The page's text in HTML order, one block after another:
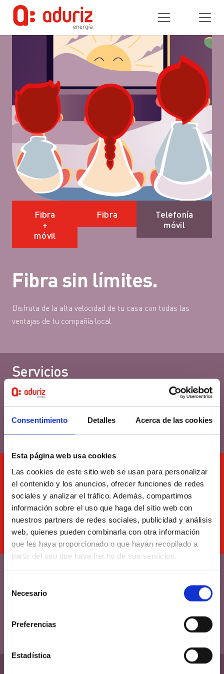
Consentimiento Detalles Acerca de las cookies
Esta página web usa cookies
Las cookies de este sitio web se usan para personalizar
el contenido y los anuncios, ofrecer funciones de redes
sociales y analizar el tráfico. Además, compartimos
información sobre el uso que haga del sitio web con
nuestros partners de redes sociales, publicidad y análisis
web, quienes pueden combinarla con otra información
que les haya proporcionado o que hayan recopilado a
partir del uso que haya hecho de sus servicios.
Necesario
Preferencias
Estadística
Fibra
+
móvil
Fibra
Telefonía
móvil
Fibra sin límites.
Disfruta de la alta velocidad de tu casa con todas las
ventajas de tu compañía local.
Servicios
Cámbiate ya a la fibra de Aduriz y disfruta de la alta
velocidad
Contratación
¿A qué esperas para contratar tus servicios de fibra y
telefonía fija con nosotros?
Soporte técnico